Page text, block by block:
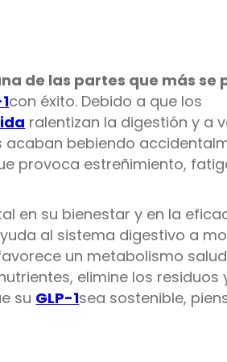
de las partes que más se
con éxito. Debido a que los
ralentizan la digestión y a
acaban bebiendo
provoca estreñimiento,
en su bienestar y en la
al sistema digestivo a
un metabolismo
elimine los residuos
su GLP-1sea sostenible,